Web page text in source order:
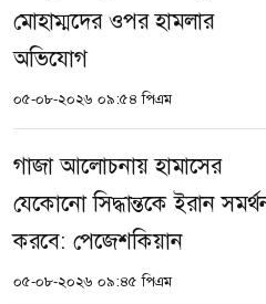
মোহাম্মদের ওপর হামলার
অভিযোগ
০৫-০৮-২০২৬ ০৯:৫৪ পিএম
গাজা আলোচনায় হামাসের
যেকোনো সিদ্ধান্তকে ইরান
করবে: পেজেশকিয়ান
০৫-০৮-২০২৬ ০৯:৪৫ পিএম